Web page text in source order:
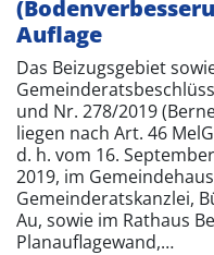
Auflage
Das Beizugsgebiet
und Nr. 278/2019
liegen nach Art. 46
d. h. vom 16.
2019, im
Gemeinderatskanzlei,
Au, sowie im Rathaus
Planauflagewand,…